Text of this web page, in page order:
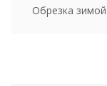
Обрезка